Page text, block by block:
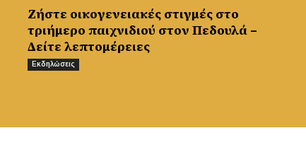
Ζήστε οικογενειακές στιγμές στο
τριήμερο παιχνιδιού στον Πεδουλά –
Δείτε λεπτομέρειες
Εκδηλώσεις